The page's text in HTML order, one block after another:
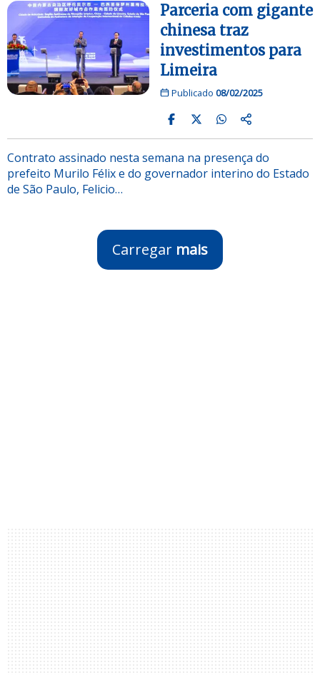
Parceria com gigante
chinesa traz
investimentos para
Limeira
Publicado 08/02/2025
Contrato assinado nesta semana na presença do
prefeito Murilo Félix e do governador interino do Estado
de São Paulo, Felicio…
Carregar mais